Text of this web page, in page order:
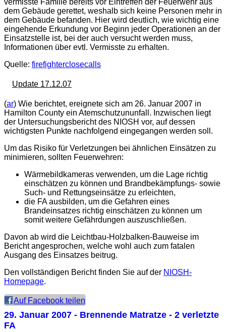
dem Gebäude gerettet, weshalb sich keine Personen mehr in
dem Gebäude befanden. Hier wird deutlich, wie wichtig eine
eingehende Erkundung vor Beginn jeder Operationen an der
Einsatzstelle ist, bei der auch versucht werden muss,
Informationen über evtl. Vermisste zu erhalten.
Quelle: firefighterclosecalls
Update 17.12.07
(ar) Wie berichtet, ereignete sich am 26. Januar 2007 in
Hamilton County ein Atemschutzununfall. Inzwischen liegt
der Untersuchungsbericht des NIOSH vor, auf dessen
wichtigsten Punkte nachfolgend eingegangen werden soll.
Um das Risiko für Verletzungen bei ähnlichen Einsätzen zu
minimieren, sollten Feuerwehren:
Wärmebildkameras verwenden, um die Lage richtig
einschätzen zu können und Brandbekämpfungs- sowie
Such- und Rettungseinsätze zu erleichten,
die FA ausbilden, um die Gefahren eines
Brandeinsatzes richtig einschätzen zu können um
somit weitere Gefährdungen auszuschließen.
Davon ab wird die Leichtbau-Holzbalken-Bauweise im
Bericht angesprochen, welche wohl auch zum fatalen
Ausgang des Einsatzes beitrug.
Den vollständigen Bericht finden Sie auf der NIOSH-
Homepage.
Auf Facebook teilen
29. Januar 2007 - Brennende Matratze - 2 verletzte
FA